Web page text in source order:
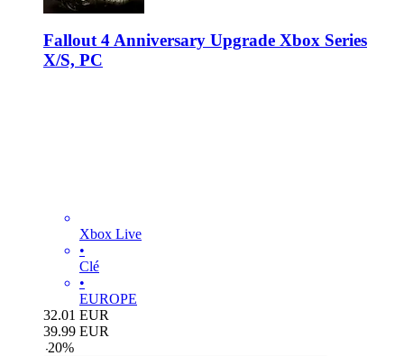
Fallout 4 Anniversary Upgrade Xbox Series
X/S, PC
Xbox Live
•
Clé
•
EUROPE
32.01 EUR
39.99 EUR
-20%